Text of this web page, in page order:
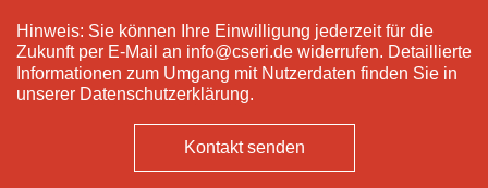
Hinweis: Sie können Ihre Einwilligung jederzeit für die
Zukunft per E-Mail an info@cseri.de widerrufen. Detaillierte
Informationen zum Umgang mit Nutzerdaten finden Sie in
unserer Datenschutzerklärung.